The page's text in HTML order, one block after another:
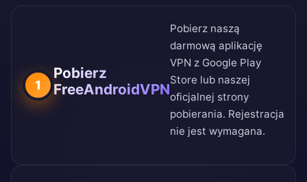
1
Pobierz
FreeAndroidVPN
Pobierz naszą
darmową aplikację
VPN z Google Play
Store lub naszej
oficjalnej strony
pobierania. Rejestracja
nie jest wymagana.